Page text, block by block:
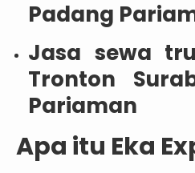
Padang
Jasa sewa
Tronton
Pariaman
Apa itu Eka